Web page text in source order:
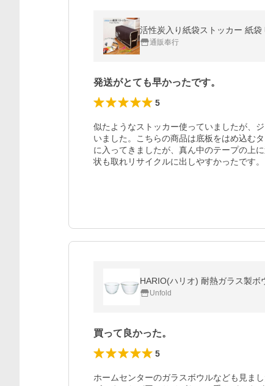
活性炭入り紙袋ストッカー 紙
通販奉行
発送がとても早かったです。
5
似たようなストッカー使っていましたが、
いました。こちらの商品は底板をはめ込む
に入ってきましたが、真ん中のテープの上
状も取れリサイクルに出しやすかったです。
HARIO(ハリオ) 耐熱ガラス製
Unfold
買って良かった。
5
ホームセンターのガラスボウルなども見ま